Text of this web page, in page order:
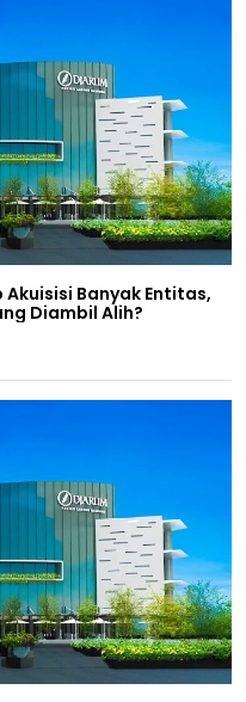
Banyak Entitas,
Diambil Alih?